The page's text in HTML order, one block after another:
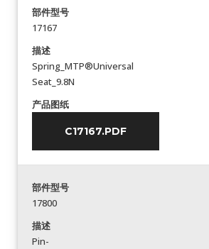
部件型号
17167
描述
Spring_MTP®Universal
Seat_9.8N
产品图纸
C17167.PDF
部件型号
17800
描述
Pin-